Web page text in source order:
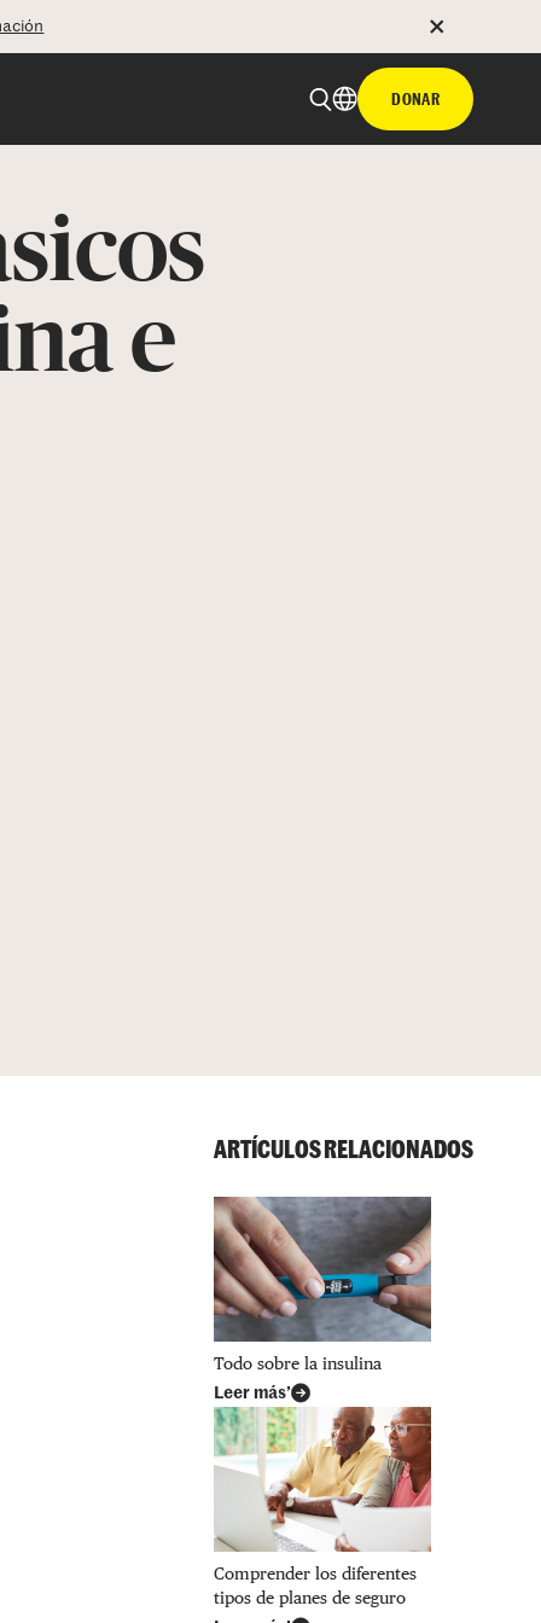
DONAR
e
ARTÍCULOS RELACIONADOS
Todo sobre la insulina
Leer más’
Comprender los diferentes
tipos de planes de seguro